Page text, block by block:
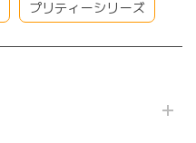
プリティーシリーズ